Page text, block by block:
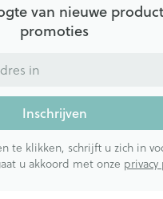
van nieuwe
promoties
Inschrijven
te klikken, schrijft u zich in
u akkoord met onze privacy